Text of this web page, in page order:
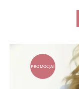
PROMOCJA!